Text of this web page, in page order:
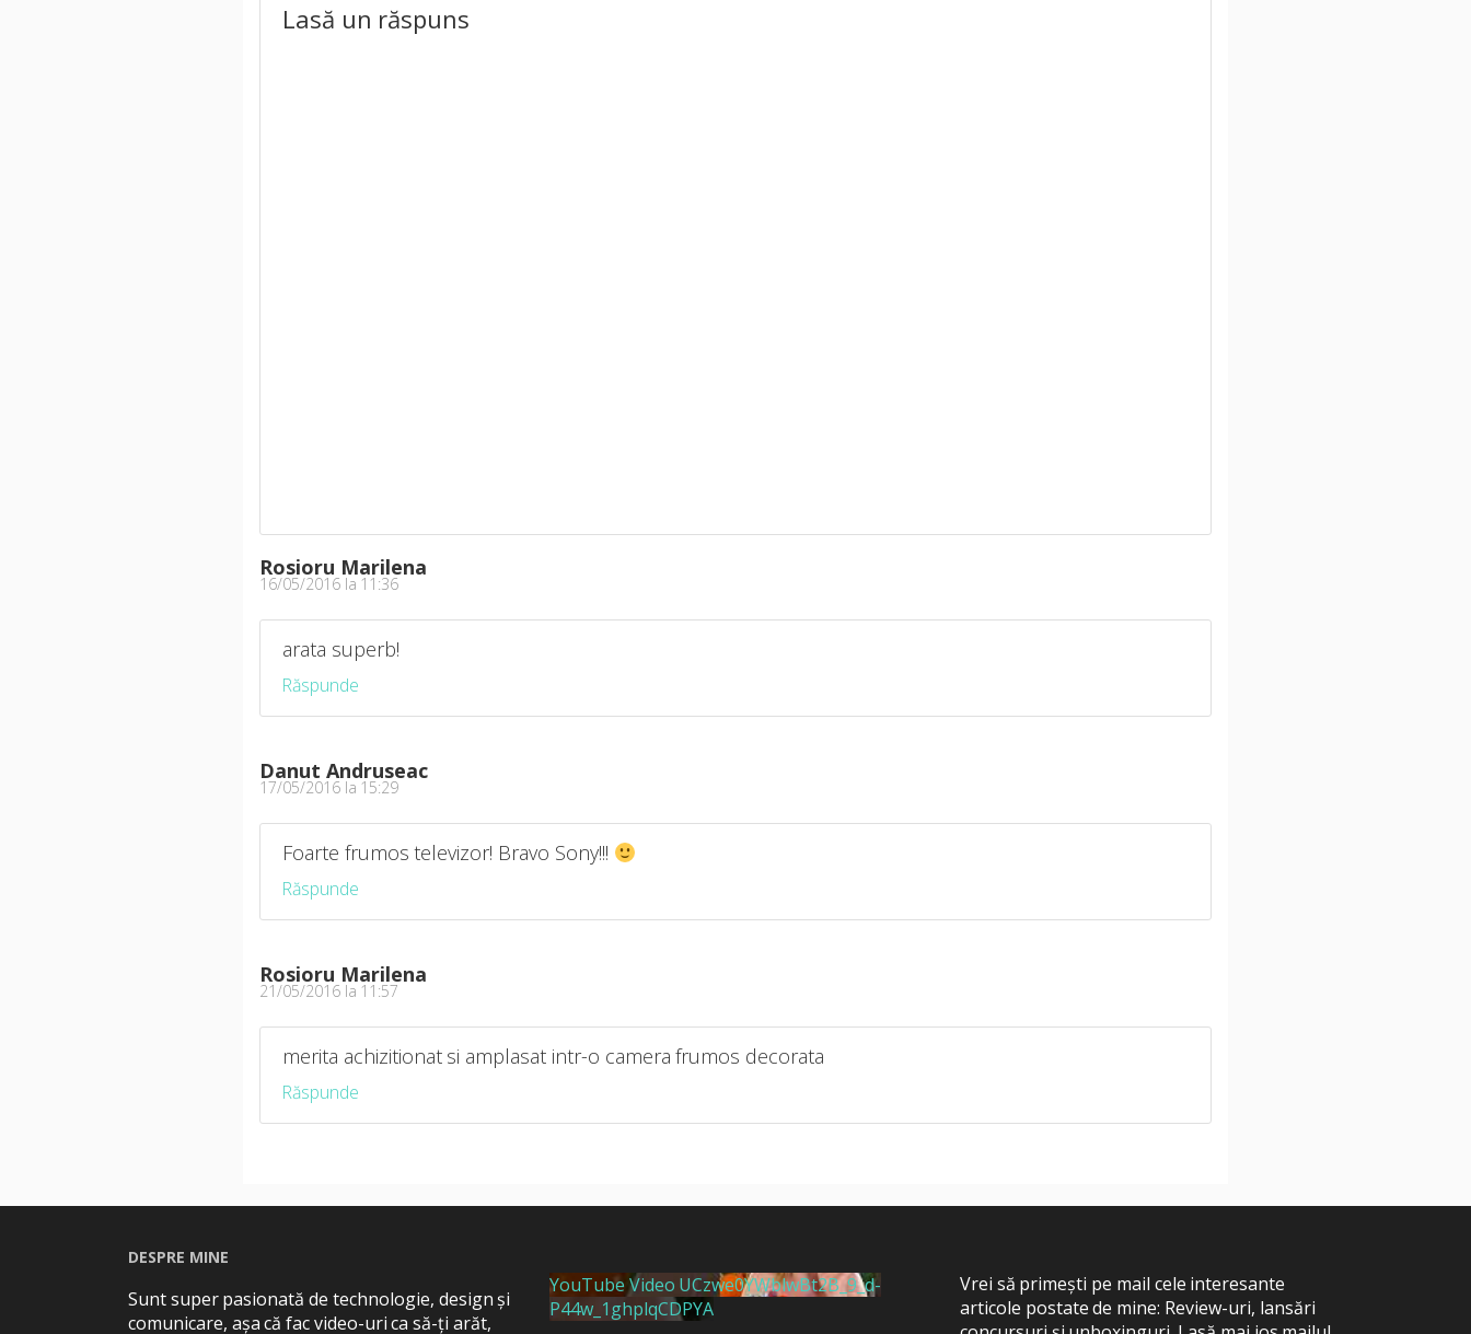
Rosioru Marilena
16/05/2016 la 11:36
arata superb!
Răspunde
Danut Andruseac
17/05/2016 la 15:29
Foarte frumos televizor! Bravo Sony!!!
Răspunde
Rosioru Marilena
21/05/2016 la 11:57
merita achizitionat si amplasat intr-o camera frumos decorata
Răspunde
Lasă un răspuns
DESPRE MINE
Sunt super pasionată de technologie, design și
comunicare, așa că fac video-uri ca să-ți arăt,
YouTube Video UCzwe0YWblwBt2B_9_d-
P44w_1ghplqCDPYA
Vrei să primești pe mail cele interesante
articole postate de mine: Review-uri, lansări